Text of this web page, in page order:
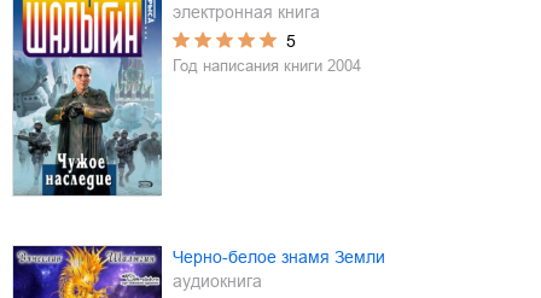
электронная книга
5
Год написания книги 2004
Черно-белое знамя Земли
аудиокнига